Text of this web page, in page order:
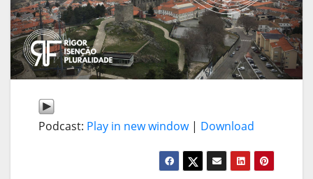
Podcast: Play in new window| Download